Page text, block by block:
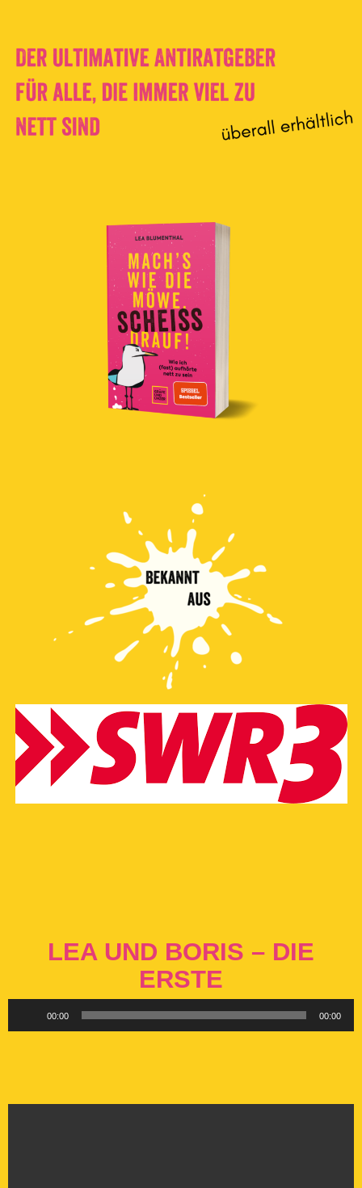
LEA UND BORIS – DIE
ERSTE
00:00 00:00